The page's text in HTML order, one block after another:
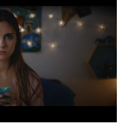
PASS
Navidad»